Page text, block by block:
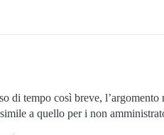
di tempo così breve, l’argomento
a quello per i non